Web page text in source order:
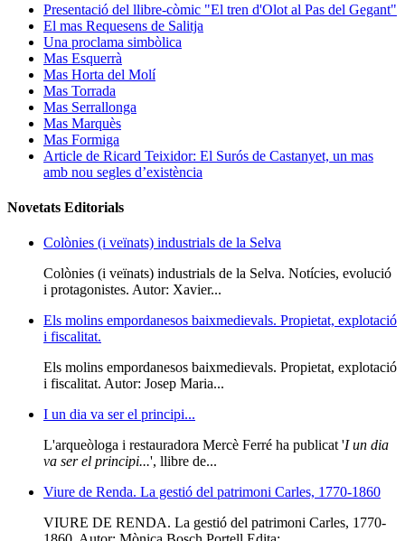
Presentació del llibre-còmic "El tren d'Olot al Pas del Gegant"
El mas Requesens de Salitja
Una proclama simbòlica
Mas Esquerrà
Mas Horta del Molí
Mas Torrada
Mas Serrallonga
Mas Marquès
Mas Formiga
Article de Ricard Teixidor: El Surós de Castanyet, un mas
amb nou segles d’existència
Novetats Editorials
Colònies (i veïnats) industrials de la Selva
Colònies (i veïnats) industrials de la Selva. Notícies, evolució
i protagonistes. Autor: Xavier...
Els molins empordanesos baixmedievals. Propietat, explotació
i fiscalitat.
Els molins empordanesos baixmedievals. Propietat, explotació
i fiscalitat. Autor: Josep Maria...
I un dia va ser el principi...
L'arqueòloga i restauradora Mercè Ferré ha publicat 'I un dia
va ser el principi...', llibre de...
Viure de Renda. La gestió del patrimoni Carles, 1770-1860
VIURE DE RENDA. La gestió del patrimoni Carles, 1770-